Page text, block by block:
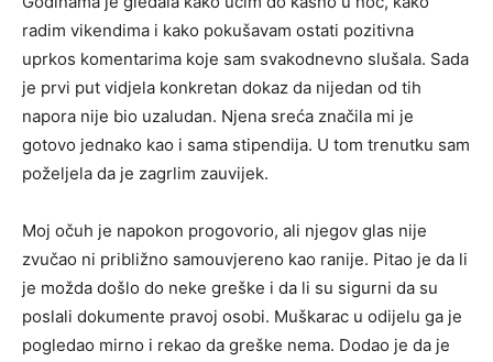
radim vikendima i kako pokušavam ostati pozitivna
uprkos komentarima koje sam svakodnevno slušala. Sada
je prvi put vidjela konkretan dokaz da nijedan od tih
napora nije bio uzaludan. Njena sreća značila mi je
gotovo jednako kao i sama stipendija. U tom trenutku sam
poželjela da je zagrlim zauvijek.
Moj očuh je napokon progovorio, ali njegov glas nije
zvučao ni približno samouvjereno kao ranije. Pitao je da li
je možda došlo do neke greške i da li su sigurni da su
poslali dokumente pravoj osobi. Muškarac u odijelu ga je
pogledao mirno i rekao da greške nema. Dodao je da je